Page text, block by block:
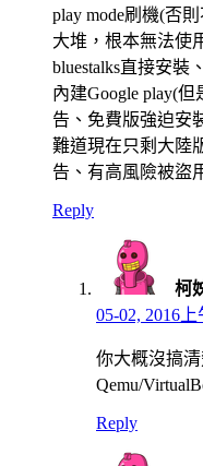
play mode刷機(否
大堆，根本無法使
bluestalks直接安
內建Google play(
告、免費版強迫安
難道現在只剩大陸
告、有高風險被盜
Reply
柯
05-02, 2016上
你大概沒搞清
Qemu/
Reply